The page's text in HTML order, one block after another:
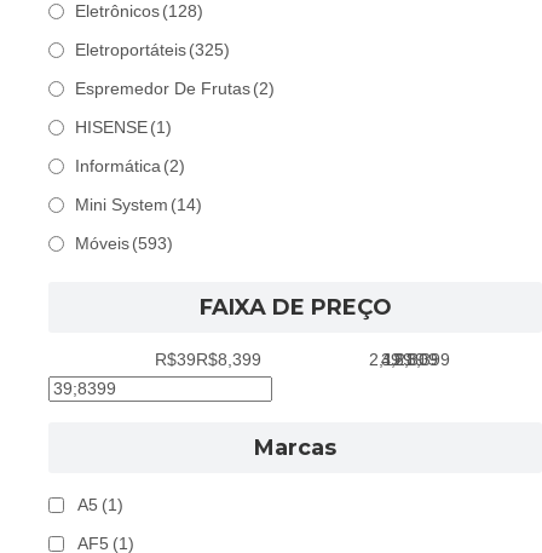
Eletrônicos (128)
Eletroportáteis (325)
Espremedor De Frutas (2)
HISENSE (1)
Informática (2)
Mini System (14)
Móveis (593)
FAIXA DE PREÇO
R$39 R$8,399 39
2,129
4,219
6,309
8,399
Marcas
A5 (1)
AF5 (1)